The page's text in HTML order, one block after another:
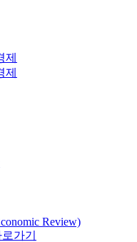
제
제
Review)
가기